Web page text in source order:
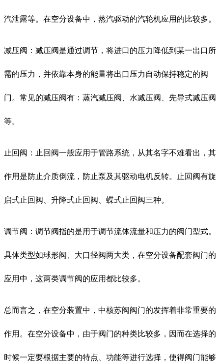
汽泄露等。在空分设备中，蒸汽驱动的汽轮机应用的比较多。
减压阀：减压阀是通过调节，将进口的压力降低到某一出口所
需的压力，并依靠本身的能量将出口压力自动保持稳定的阀
门。常见的减压阀有：蒸汽减压阀、水减压阀、先导式减压阀
等。
止回阀：止回阀一般应用于管路系统，从其名字不难看出，其
作用是防止介质倒流，防止泵及其驱动电机反转。止回阀有旋
启式止回阀、升降式止回阀、蝶式止回阀三种。
调节阀：调节阀指的是用于调节流体流量和压力的阀门型式。
具体类型如球形阀、大口径阀两大类，在空分设备配套阀门的
应用中，这两类调节阀的应用都比较多。
总而言之，在空分装置中，中核苏阀阀门的发挥着非常重要的
作用。在空分设备中，由于阀门的种类比较多，因而在选择的
时候一定要根据主要的特点、功能等进行选择，使得阀门能够